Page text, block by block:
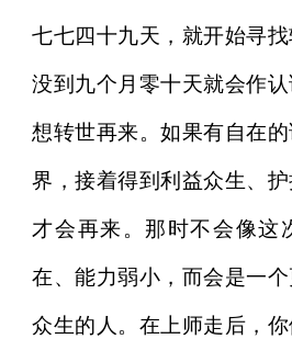
七七四十九天，就开始寻
没到九个月零十天就会作
想转世再来。如果有自在
界，接着得到利益众生、
才会再来。那时不会像这
在、能力弱小，而会是一
众生的人。在上师走后，